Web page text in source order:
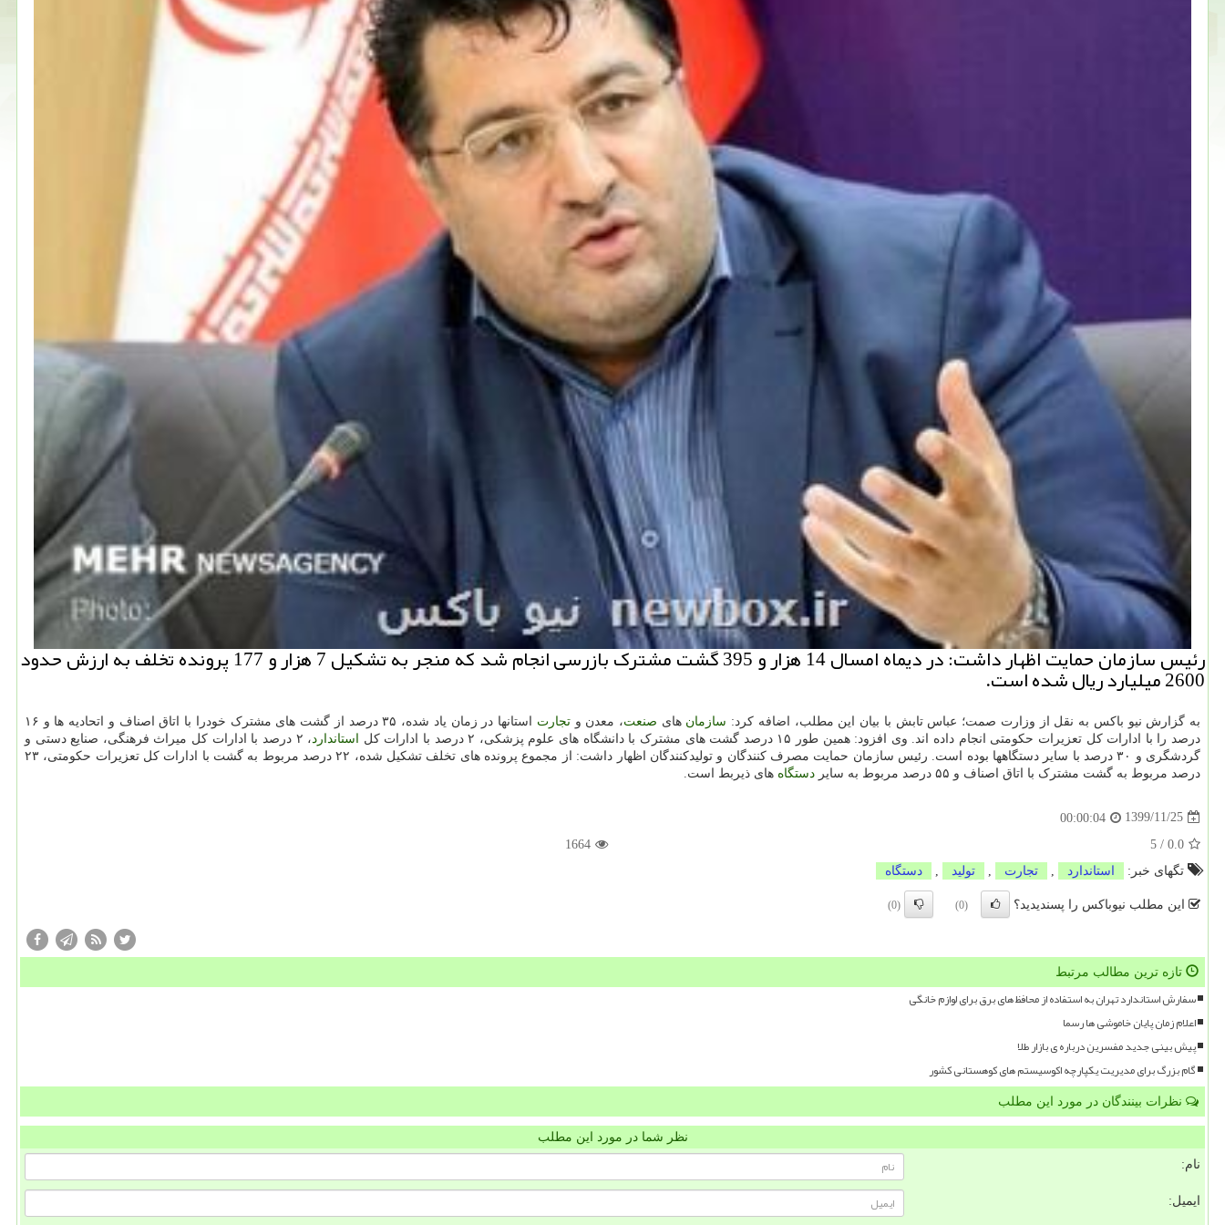
رئیس سازمان حمایت اظهار داشت: در دیماه امسال 14 هزار و 395 گشت مشترک بازرسی انجام شد که منجر به تشکیل 7 هزار و 177 پرونده تخلف به ارزش حدود
2600 میلیارد ریال شده است.
به گزارش نیو باکس به نقل از وزارت صمت؛ عباس تابش با بیان این مطلب، اضافه کرد: سازمان های صنعت، معدن وتجارت
استانها در زمان یاد شده، ۳۵ درصد از گشت های مشترک خودرا با اتاق اصناف و اتحادیه ها و ۱۶
درصد را با ادارات کل تعزیرات حکومتی انجام داده اند. وی افزود: همین طور ۱۵ درصد گشت های مشترک با دانشگاه های علوم پزشکی، ۲ درصد با ادارات کل
استاندارد
، ۲ درصد با ادارات کل میراث فرهنگی، صنایع دستی و
گردشگری و ۳۰ درصد با سایر دستگاهها بوده است. رئیس سازمان حمایت مصرف کنندگان و تولیدکنندگان اظهار داشت: از مجموع پرونده های تخلف تشکیل شده، ۲۲ درصد مربوط به گشت با ادارات کل تعزیرات حکومتی، ۲۳
درصد مربوط به گشت مشترک با اتاق اصناف و ۵۵ درصد مربوط به سایر
دستگاه های ذیربط است.
1399/11/25
00:00:04
0.0
/
5
1664
تگهای خبر:
استاندارد , تجارت , تولید , دستگاه
این مطلب نیوباکس را پسندیدید؟ (0)
(0)
تازه ترین مطالب مرتبط
سفارش استاندارد تهران به استفاده از محافظ های برق برای لوازم خانگی
اعلام زمان پایان خاموشی ها رسما
پیش بینی جدید مفسرین درباره ی بازار طلا
گام بزرگ برای مدیریت یکپارچه اکوسیستم های کوهستانی کشور
نظرات بینندگان در مورد این مطلب
نظر شما در مورد این مطلب
نام:
ایمیل: